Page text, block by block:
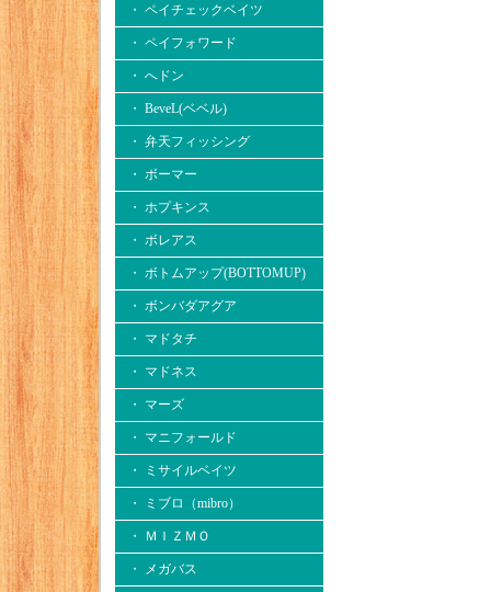
・ ペイチェックベイツ
・ ペイフォワード
・ へドン
・ BeveL(ベベル)
・ 弁天フィッシング
・ ボーマー
・ ホプキンス
・ ボレアス
・ ボトムアップ(BOTTOMUP)
・ ボンバダアグア
・ マドタチ
・ マドネス
・ マーズ
・ マニフォールド
・ ミサイルベイツ
・ ミブロ（mibro）
・ ＭＩＺＭＯ
・ メガバス